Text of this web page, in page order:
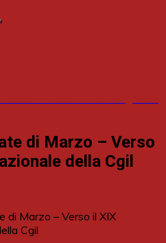
di Marzo – Verso
della Cgil